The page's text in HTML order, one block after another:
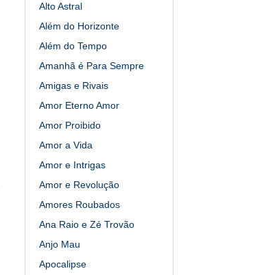
Alto Astral
Além do Horizonte
Além do Tempo
Amanhã é Para Sempre
Amigas e Rivais
Amor Eterno Amor
Amor Proibido
Amor a Vida
Amor e Intrigas
Amor e Revolução
Amores Roubados
Ana Raio e Zé Trovão
Anjo Mau
Apocalipse